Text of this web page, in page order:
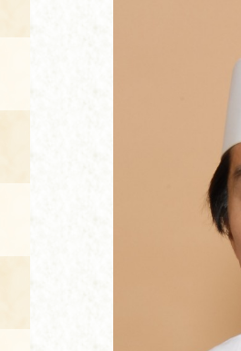
空き状況・
使用料・お
団体向
食の語り部
講演会付き
あじわい館